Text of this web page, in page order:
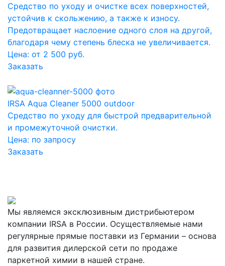
Средство по уходу и очистке всех поверхностей,
устойчив к скольжению, а также к износу.
Предотвращает наслоение одного слоя на другой,
благодаря чему степень блеска не увеличивается.
Цена: от 2 500 руб.
Заказать
IRSA Aqua Cleaner 5000 outdoor
Средство по уходу для быстрой предварительной
и промежуточной очистки.
Цена: по запросу
Заказать
Мы являемся эксклюзивным дистрибьютером
компании IRSA в России. Осуществляемые нами
регулярные прямые поставки из Германии – основа
для развития дилерской сети по продаже
паркетной химии в нашей стране.